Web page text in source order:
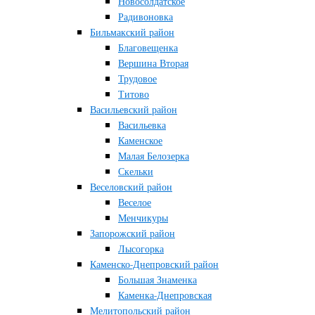
Радивоновка
Бильмакский район
Благовещенка
Вершина Вторая
Трудовое
Титово
Васильевский район
Васильевка
Каменское
Малая Белозерка
Скельки
Веселовский район
Веселое
Менчикуры
Запорожский район
Лысогорка
Каменско-Днепровский район
Большая Знаменка
Каменка-Днепровская
Мелитопольский район